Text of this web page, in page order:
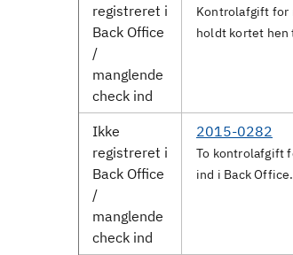
registreret i
Back Office
/
manglende
check ind
Kontrolafgift for
holdt kortet hen
Ikke
registreret i
Back Office
/
manglende
check ind
2015-0282
To kontrolafgift
ind i Back Office.